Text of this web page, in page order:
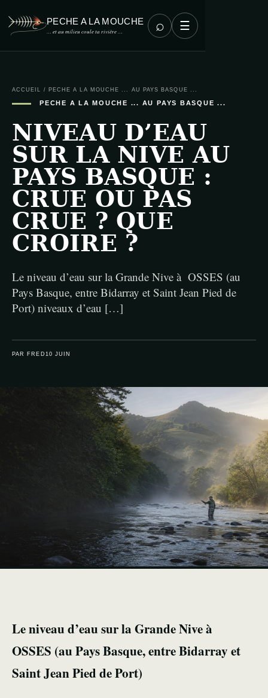
PECHE A LA MOUCHE
… et au milieu coule ta rivière … ⌕ ☰
ACCUEIL / PECHE A LA MOUCHE ... AU PAYS BASQUE ...
PECHE A LA MOUCHE ... AU PAYS BASQUE ...
NIVEAU D’EAU
SUR LA NIVE AU
PAYS BASQUE :
CRUE OU PAS
CRUE ? QUE
CROIRE ?
Le niveau d’eau sur la Grande Nive à OSSES (au
Pays Basque, entre Bidarray et Saint Jean Pied de
Port) niveaux d’eau […]
PAR FRED 10 JUIN
Le niveau d’eau sur la Grande Nive à
OSSES (au Pays Basque, entre Bidarray et
Saint Jean Pied de Port)